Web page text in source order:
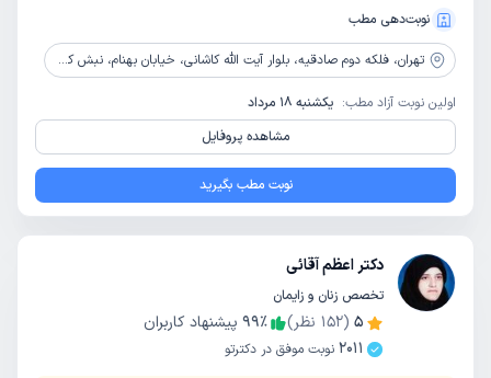
نوبت‌دهی مطب
تهران، فلکه دوم صادقیه، بلوار آیت الله کاشانی، خیابان بهنام، نبش کوچه بهنام1، پلاک 1، طبقه 4، واحد 13
اولین نوبت آزاد مطب: یکشنبه 18 مرداد
مشاهده پروفایل
نوبت مطب بگیرید
دکتر اعظم آقائی
تخصص زنان و زایمان
5
(
152 نظر) 99٪
پیشنهاد کاربران
2011 نوبت موفق در دکترتو